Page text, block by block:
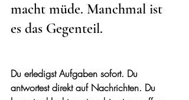
macht müde. Manchmal ist
es das Gegenteil.
Du erledigst Aufgaben sofort. Du
antwortest direkt auf Nachrichten. Du